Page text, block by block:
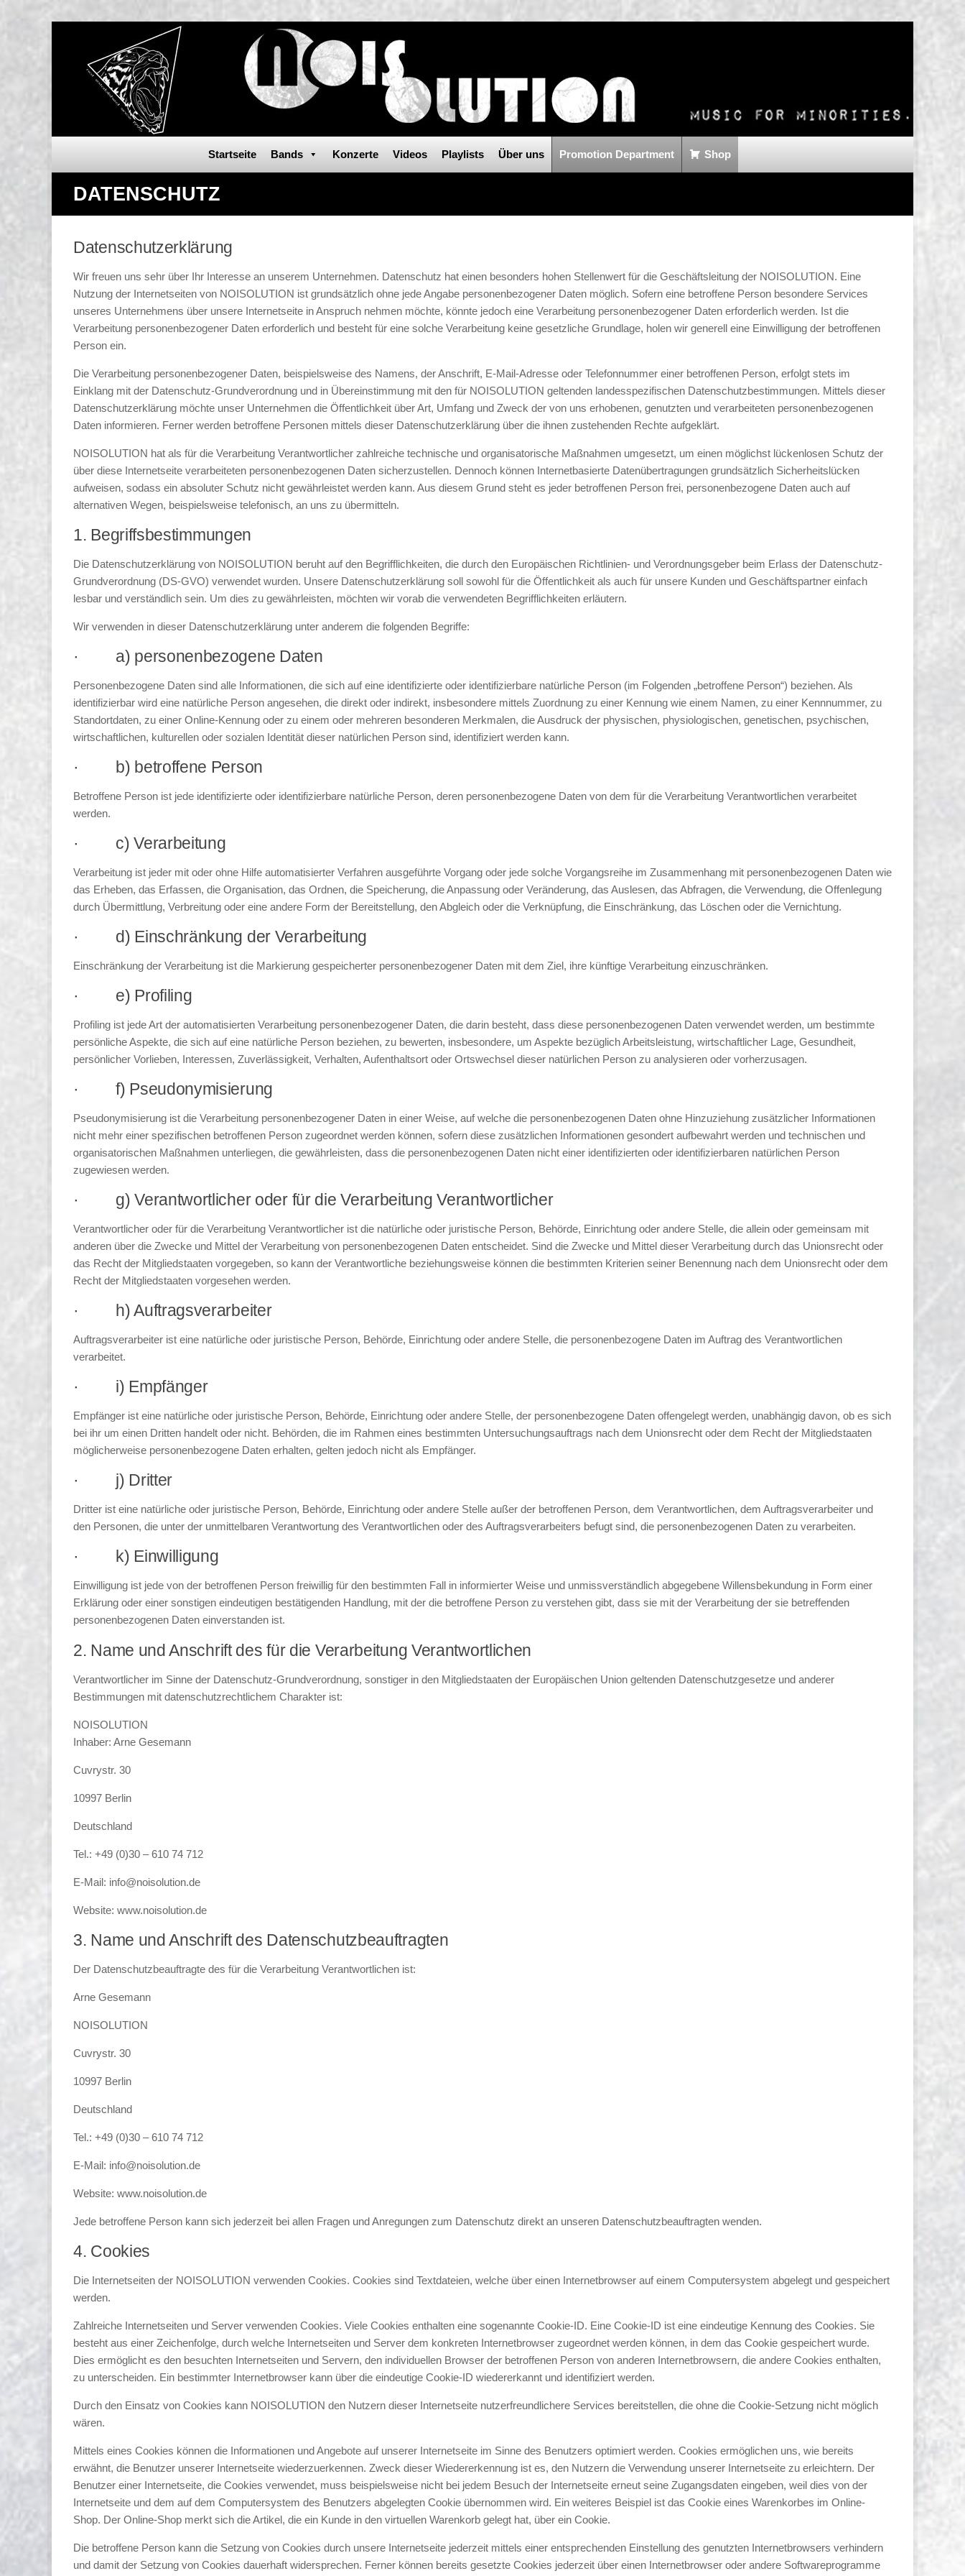
Startseite Bands Konzerte Videos Playlists Über uns Promotion Department Shop
DATENSCHUTZ
Datenschutzerklärung
Wir freuen uns sehr über Ihr Interesse an unserem Unternehmen. Datenschutz hat einen besonders hohen Stellenwert für die Geschäftsleitung der NOISOLUTION. Eine
Nutzung der Internetseiten von NOISOLUTION ist grundsätzlich ohne jede Angabe personenbezogener Daten möglich. Sofern eine betroffene Person besondere Services
unseres Unternehmens über unsere Internetseite in Anspruch nehmen möchte, könnte jedoch eine Verarbeitung personenbezogener Daten erforderlich werden. Ist die
Verarbeitung personenbezogener Daten erforderlich und besteht für eine solche Verarbeitung keine gesetzliche Grundlage, holen wir generell eine Einwilligung der betroffenen
Person ein.
Die Verarbeitung personenbezogener Daten, beispielsweise des Namens, der Anschrift, E-Mail-Adresse oder Telefonnummer einer betroffenen Person, erfolgt stets im
Einklang mit der Datenschutz-Grundverordnung und in Übereinstimmung mit den für NOISOLUTION geltenden landesspezifischen Datenschutzbestimmungen. Mittels dieser
Datenschutzerklärung möchte unser Unternehmen die Öffentlichkeit über Art, Umfang und Zweck der von uns erhobenen, genutzten und verarbeiteten personenbezogenen
Daten informieren. Ferner werden betroffene Personen mittels dieser Datenschutzerklärung über die ihnen zustehenden Rechte aufgeklärt.
NOISOLUTION hat als für die Verarbeitung Verantwortlicher zahlreiche technische und organisatorische Maßnahmen umgesetzt, um einen möglichst lückenlosen Schutz der
über diese Internetseite verarbeiteten personenbezogenen Daten sicherzustellen. Dennoch können Internetbasierte Datenübertragungen grundsätzlich Sicherheitslücken
aufweisen, sodass ein absoluter Schutz nicht gewährleistet werden kann. Aus diesem Grund steht es jeder betroffenen Person frei, personenbezogene Daten auch auf
alternativen Wegen, beispielsweise telefonisch, an uns zu übermitteln.
1. Begriffsbestimmungen
Die Datenschutzerklärung von NOISOLUTION beruht auf den Begrifflichkeiten, die durch den Europäischen Richtlinien- und Verordnungsgeber beim Erlass der Datenschutz-
Grundverordnung (DS-GVO) verwendet wurden. Unsere Datenschutzerklärung soll sowohl für die Öffentlichkeit als auch für unsere Kunden und Geschäftspartner einfach
lesbar und verständlich sein. Um dies zu gewährleisten, möchten wir vorab die verwendeten Begrifflichkeiten erläutern.
Wir verwenden in dieser Datenschutzerklärung unter anderem die folgenden Begriffe:
· a) personenbezogene Daten
Personenbezogene Daten sind alle Informationen, die sich auf eine identifizierte oder identifizierbare natürliche Person (im Folgenden „betroffene Person“) beziehen. Als
identifizierbar wird eine natürliche Person angesehen, die direkt oder indirekt, insbesondere mittels Zuordnung zu einer Kennung wie einem Namen, zu einer Kennnummer, zu
Standortdaten, zu einer Online-Kennung oder zu einem oder mehreren besonderen Merkmalen, die Ausdruck der physischen, physiologischen, genetischen, psychischen,
wirtschaftlichen, kulturellen oder sozialen Identität dieser natürlichen Person sind, identifiziert werden kann.
· b) betroffene Person
Betroffene Person ist jede identifizierte oder identifizierbare natürliche Person, deren personenbezogene Daten von dem für die Verarbeitung Verantwortlichen verarbeitet
werden.
· c) Verarbeitung
Verarbeitung ist jeder mit oder ohne Hilfe automatisierter Verfahren ausgeführte Vorgang oder jede solche Vorgangsreihe im Zusammenhang mit personenbezogenen Daten wie
das Erheben, das Erfassen, die Organisation, das Ordnen, die Speicherung, die Anpassung oder Veränderung, das Auslesen, das Abfragen, die Verwendung, die Offenlegung
durch Übermittlung, Verbreitung oder eine andere Form der Bereitstellung, den Abgleich oder die Verknüpfung, die Einschränkung, das Löschen oder die Vernichtung.
· d) Einschränkung der Verarbeitung
Einschränkung der Verarbeitung ist die Markierung gespeicherter personenbezogener Daten mit dem Ziel, ihre künftige Verarbeitung einzuschränken.
· e) Profiling
Profiling ist jede Art der automatisierten Verarbeitung personenbezogener Daten, die darin besteht, dass diese personenbezogenen Daten verwendet werden, um bestimmte
persönliche Aspekte, die sich auf eine natürliche Person beziehen, zu bewerten, insbesondere, um Aspekte bezüglich Arbeitsleistung, wirtschaftlicher Lage, Gesundheit,
persönlicher Vorlieben, Interessen, Zuverlässigkeit, Verhalten, Aufenthaltsort oder Ortswechsel dieser natürlichen Person zu analysieren oder vorherzusagen.
· f) Pseudonymisierung
Pseudonymisierung ist die Verarbeitung personenbezogener Daten in einer Weise, auf welche die personenbezogenen Daten ohne Hinzuziehung zusätzlicher Informationen
nicht mehr einer spezifischen betroffenen Person zugeordnet werden können, sofern diese zusätzlichen Informationen gesondert aufbewahrt werden und technischen und
organisatorischen Maßnahmen unterliegen, die gewährleisten, dass die personenbezogenen Daten nicht einer identifizierten oder identifizierbaren natürlichen Person
zugewiesen werden.
· g) Verantwortlicher oder für die Verarbeitung Verantwortlicher
Verantwortlicher oder für die Verarbeitung Verantwortlicher ist die natürliche oder juristische Person, Behörde, Einrichtung oder andere Stelle, die allein oder gemeinsam mit
anderen über die Zwecke und Mittel der Verarbeitung von personenbezogenen Daten entscheidet. Sind die Zwecke und Mittel dieser Verarbeitung durch das Unionsrecht oder
das Recht der Mitgliedstaaten vorgegeben, so kann der Verantwortliche beziehungsweise können die bestimmten Kriterien seiner Benennung nach dem Unionsrecht oder dem
Recht der Mitgliedstaaten vorgesehen werden.
· h) Auftragsverarbeiter
Auftragsverarbeiter ist eine natürliche oder juristische Person, Behörde, Einrichtung oder andere Stelle, die personenbezogene Daten im Auftrag des Verantwortlichen
verarbeitet.
· i) Empfänger
Empfänger ist eine natürliche oder juristische Person, Behörde, Einrichtung oder andere Stelle, der personenbezogene Daten offengelegt werden, unabhängig davon, ob es sich
bei ihr um einen Dritten handelt oder nicht. Behörden, die im Rahmen eines bestimmten Untersuchungsauftrags nach dem Unionsrecht oder dem Recht der Mitgliedstaaten
möglicherweise personenbezogene Daten erhalten, gelten jedoch nicht als Empfänger.
· j) Dritter
Dritter ist eine natürliche oder juristische Person, Behörde, Einrichtung oder andere Stelle außer der betroffenen Person, dem Verantwortlichen, dem Auftragsverarbeiter und
den Personen, die unter der unmittelbaren Verantwortung des Verantwortlichen oder des Auftragsverarbeiters befugt sind, die personenbezogenen Daten zu verarbeiten.
· k) Einwilligung
Einwilligung ist jede von der betroffenen Person freiwillig für den bestimmten Fall in informierter Weise und unmissverständlich abgegebene Willensbekundung in Form einer
Erklärung oder einer sonstigen eindeutigen bestätigenden Handlung, mit der die betroffene Person zu verstehen gibt, dass sie mit der Verarbeitung der sie betreffenden
personenbezogenen Daten einverstanden ist.
2. Name und Anschrift des für die Verarbeitung Verantwortlichen
Verantwortlicher im Sinne der Datenschutz-Grundverordnung, sonstiger in den Mitgliedstaaten der Europäischen Union geltenden Datenschutzgesetze und anderer
Bestimmungen mit datenschutzrechtlichem Charakter ist:
NOISOLUTION
Inhaber: Arne Gesemann
Cuvrystr. 30
10997 Berlin
Deutschland
Tel.: +49 (0)30 – 610 74 712
E-Mail: info@noisolution.de
Website: www.noisolution.de
3. Name und Anschrift des Datenschutzbeauftragten
Der Datenschutzbeauftragte des für die Verarbeitung Verantwortlichen ist:
Arne Gesemann
NOISOLUTION
Cuvrystr. 30
10997 Berlin
Deutschland
Tel.: +49 (0)30 – 610 74 712
E-Mail: info@noisolution.de
Website: www.noisolution.de
Jede betroffene Person kann sich jederzeit bei allen Fragen und Anregungen zum Datenschutz direkt an unseren Datenschutzbeauftragten wenden.
4. Cookies
Die Internetseiten der NOISOLUTION verwenden Cookies. Cookies sind Textdateien, welche über einen Internetbrowser auf einem Computersystem abgelegt und gespeichert
werden.
Zahlreiche Internetseiten und Server verwenden Cookies. Viele Cookies enthalten eine sogenannte Cookie-ID. Eine Cookie-ID ist eine eindeutige Kennung des Cookies. Sie
besteht aus einer Zeichenfolge, durch welche Internetseiten und Server dem konkreten Internetbrowser zugeordnet werden können, in dem das Cookie gespeichert wurde.
Dies ermöglicht es den besuchten Internetseiten und Servern, den individuellen Browser der betroffenen Person von anderen Internetbrowsern, die andere Cookies enthalten,
zu unterscheiden. Ein bestimmter Internetbrowser kann über die eindeutige Cookie-ID wiedererkannt und identifiziert werden.
Durch den Einsatz von Cookies kann NOISOLUTION den Nutzern dieser Internetseite nutzerfreundlichere Services bereitstellen, die ohne die Cookie-Setzung nicht möglich
wären.
Mittels eines Cookies können die Informationen und Angebote auf unserer Internetseite im Sinne des Benutzers optimiert werden. Cookies ermöglichen uns, wie bereits
erwähnt, die Benutzer unserer Internetseite wiederzuerkennen. Zweck dieser Wiedererkennung ist es, den Nutzern die Verwendung unserer Internetseite zu erleichtern. Der
Benutzer einer Internetseite, die Cookies verwendet, muss beispielsweise nicht bei jedem Besuch der Internetseite erneut seine Zugangsdaten eingeben, weil dies von der
Internetseite und dem auf dem Computersystem des Benutzers abgelegten Cookie übernommen wird. Ein weiteres Beispiel ist das Cookie eines Warenkorbes im Online-
Shop. Der Online-Shop merkt sich die Artikel, die ein Kunde in den virtuellen Warenkorb gelegt hat, über ein Cookie.
Die betroffene Person kann die Setzung von Cookies durch unsere Internetseite jederzeit mittels einer entsprechenden Einstellung des genutzten Internetbrowsers verhindern
und damit der Setzung von Cookies dauerhaft widersprechen. Ferner können bereits gesetzte Cookies jederzeit über einen Internetbrowser oder andere Softwareprogramme